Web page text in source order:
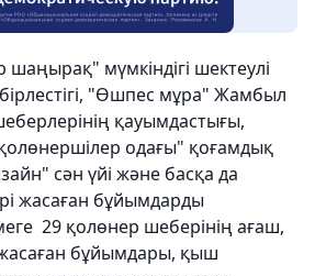
мүмкіндігі шектеулі
"Өшпес мұра" Жамбыл
қауымдастығы,
одағы" қоғамдық
сән үйі және басқа да
жасаған бұйымдарды
29 қолөнер шеберінің ағаш,
жасаған бұйымдары, қыш